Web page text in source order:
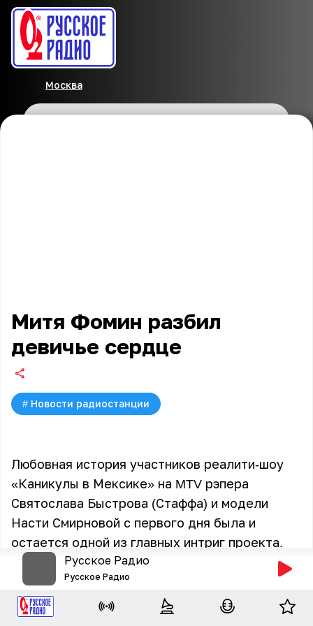
Москва
Митя Фомин разбил
девичье сердце
# Новости радиостанции
Любовная история участников реалити-шоу
«Каникулы в Мексике» на MTV рэпера
Святослава Быстрова (Стаффа) и модели
Насти Смирновой с первого дня была и
остается одной из главных интриг проекта.
Отношения героев обострились еще больше
после того, как на виллу приехал очередной
звездный гость Жанны Фриске - Митя Фомин.
Оставшись со Стаффом один на один, Митя
Русское Радио
Русское Радио